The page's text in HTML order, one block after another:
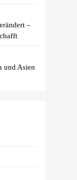
–
und Asien